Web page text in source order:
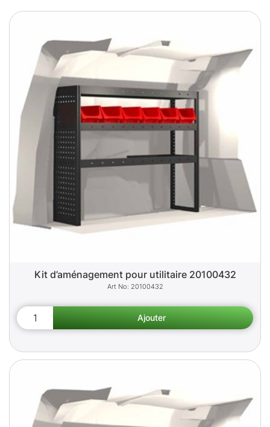
Kit d’aménagement pour utilitaire 20100432
20100432